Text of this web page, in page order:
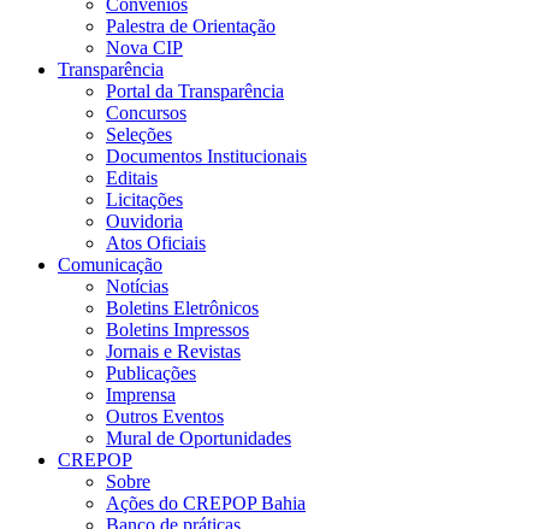
Convênios
Palestra de Orientação
Nova CIP
Transparência
Portal da Transparência
Concursos
Seleções
Documentos Institucionais
Editais
Licitações
Ouvidoria
Atos Oficiais
Comunicação
Notícias
Boletins Eletrônicos
Boletins Impressos
Jornais e Revistas
Publicações
Imprensa
Outros Eventos
Mural de Oportunidades
CREPOP
Sobre
Ações do CREPOP Bahia